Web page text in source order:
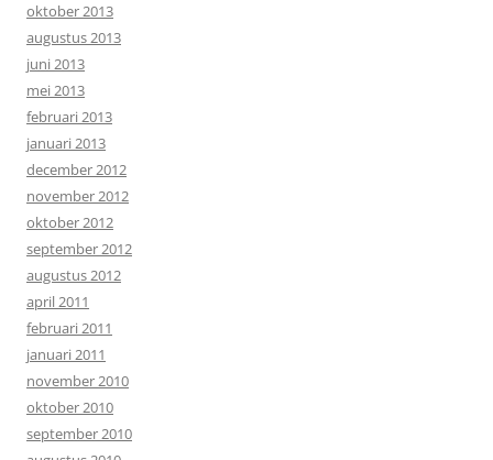
oktober 2013
augustus 2013
juni 2013
mei 2013
februari 2013
januari 2013
december 2012
november 2012
oktober 2012
september 2012
augustus 2012
april 2011
februari 2011
januari 2011
november 2010
oktober 2010
september 2010